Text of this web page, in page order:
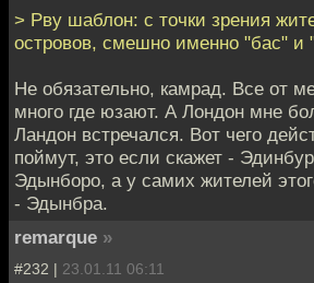
> Рву шаблон: с точки зрения
островов, смешно именно "бас" и
Не обязательно, камрад. Все от
много где юзают. А Лондон мне
Ландон встречался. Вот чего
поймут, это если скажет -
Эдынборо, а у самих жителей
- Эдынбра.
remarque »
#232 | 23.01.11 06:11